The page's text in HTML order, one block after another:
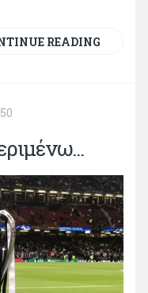
READING